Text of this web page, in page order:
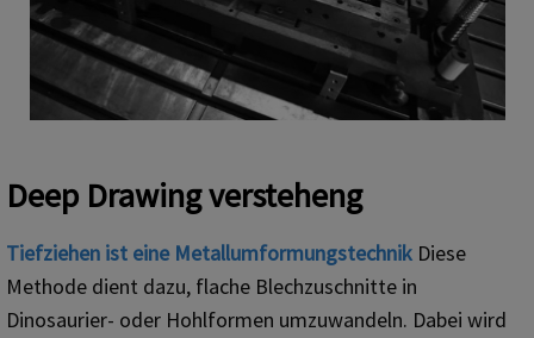
Deep Drawing versteheng
Tiefziehen ist eine Metallumformungstechnik Diese
Methode dient dazu, flache Blechzuschnitte in
Dinosaurier- oder Hohlformen umzuwandeln. Dabei wird